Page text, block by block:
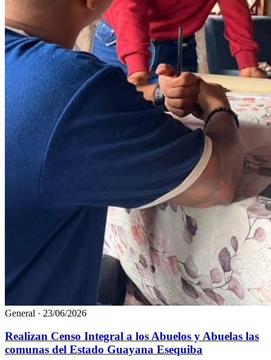
General · 23/06/2026
Realizan Censo Integral a los Abuelos y Abuelas las
comunas del Estado Guayana Esequiba